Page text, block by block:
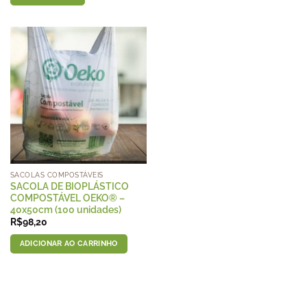
SACOLAS COMPOSTÁVEIS
SACOLA DE BIOPLÁSTICO
COMPOSTÁVEL OEKO® –
40x50cm (100 unidades)
R$98,20
ADICIONAR AO CARRINHO